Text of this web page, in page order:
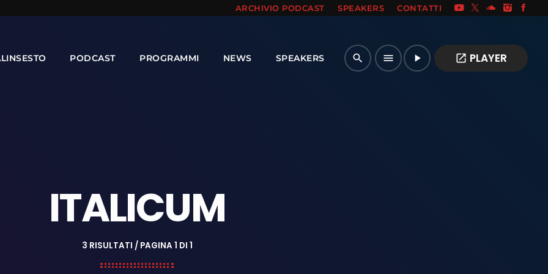
ARCHIVIO PODCAST SPEAKERS CONTATTI
PODCAST PROGRAMMI NEWS SPEAKERS search menu play_arrow open_in_new PLAYER
ITALICUM
3 RISULTATI / PAGINA 1 DI 1